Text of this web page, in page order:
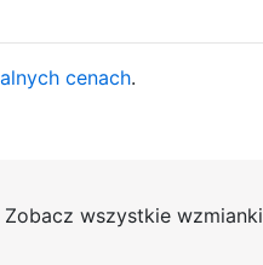
cenach.
Zobacz wszystkie wzmianki